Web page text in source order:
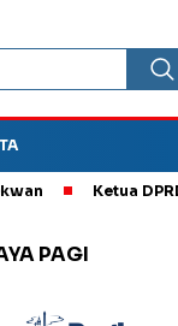
Ketua DPRD
PAGI